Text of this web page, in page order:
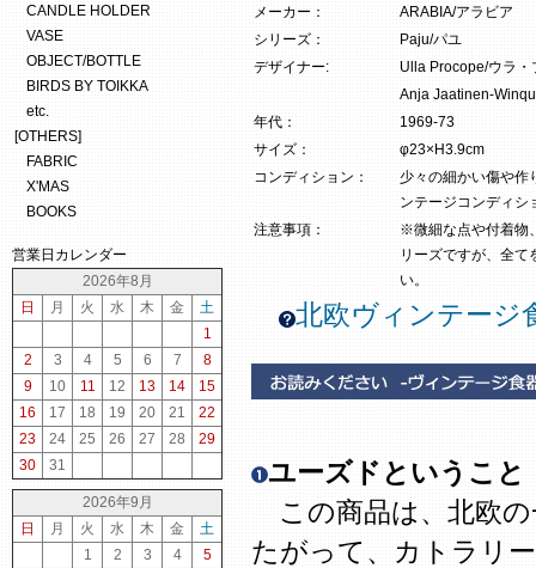
メーカー：
ARABIA/アラビア
シリーズ：
Paju/パユ
デザイナー:
Ulla Procope/ウラ・
Anja Jaatinen-
年代：
1969-73
サイズ：
φ23×H3.9cm
コンディション：
少々の細かい傷や作
ンテージコンディシ
注意事項：
※微細な点や付着物
リーズですが、全て
い。
北欧ヴィンテージ
ユーズドということ
この商品は、北欧の
たがって、カトラリ
CANDLE HOLDER
VASE
OBJECT/BOTTLE
BIRDS BY TOIKKA
etc.
[OTHERS]
FABRIC
X'MAS
BOOKS
営業日カレンダー
2026年8月
日
月 火 水 木 金
土
1
2
3 4 5 6 7
8
9
10 11 12 13 14
15
16
17 18 19 20 21
22
23
24 25 26 27 28
29
30
31
2026年9月
日
月 火 水 木 金
土
1
2 3 4
5